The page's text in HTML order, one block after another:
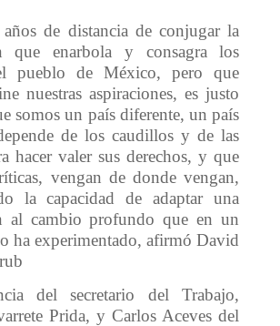
de distancia de conjugar la
que enarbola y consagra los
pueblo de México, pero que
nuestras aspiraciones, es justo
somos un país diferente, un país
de los caudillos y de las
hacer valer sus derechos, y que
vengan de donde vengan,
la capacidad de adaptar una
al cambio profundo que en un
ha experimentado, afirmó David
del secretario del Trabajo,
Prida, y Carlos Aceves del